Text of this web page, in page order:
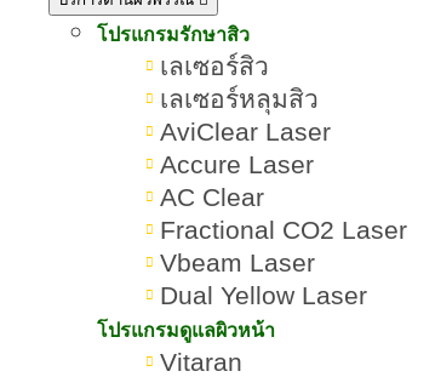
โปรแกรมรักษาสิว
เลเซอร์สิว
เลเซอร์หลุมสิว
AviClear Laser
Accure Laser
AC Clear
Fractional CO2 Laser
Vbeam Laser
Dual Yellow Laser
โปรแกรมดูแลผิวหน้า
Vitaran